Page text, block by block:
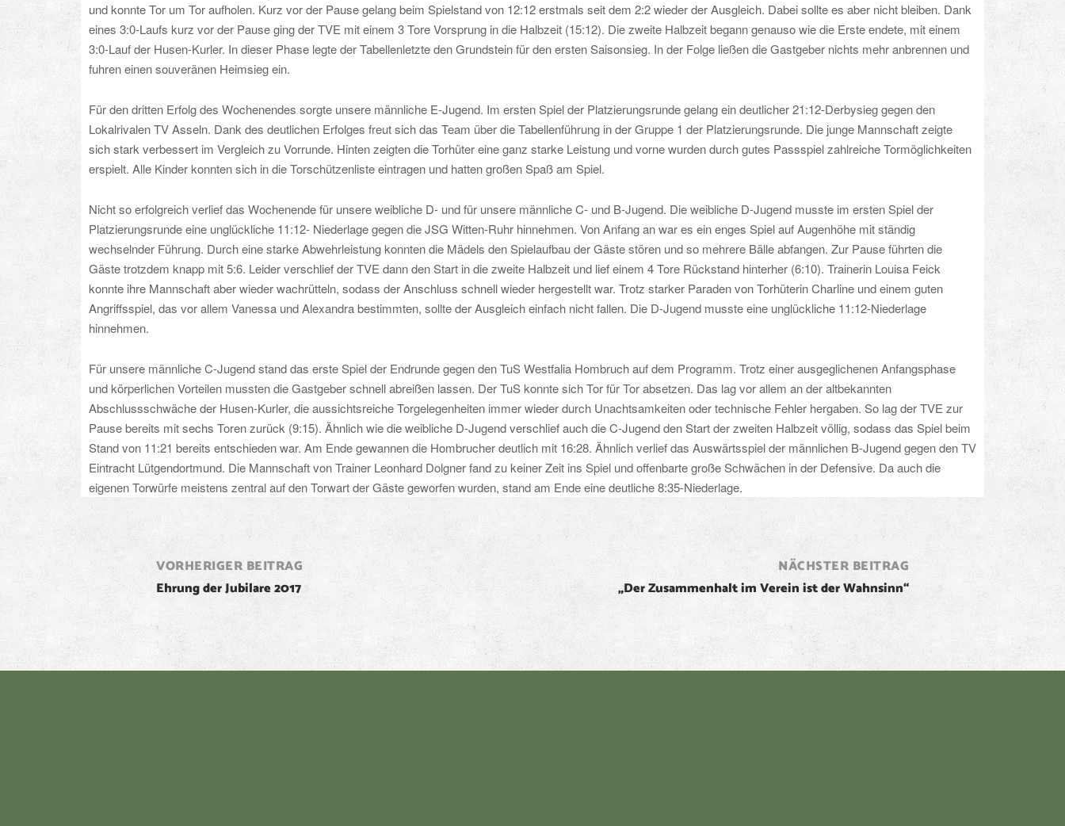
und konnte Tor um Tor aufholen. Kurz vor der Pause gelang beim Spielstand von 12:12 erstmals seit dem 2:2 wieder der Ausgleich. Dabei sollte es aber nicht bleiben. Dank
eines 3:0-Laufs kurz vor der Pause ging der TVE mit einem 3 Tore Vorsprung in die Halbzeit (15:12). Die zweite Halbzeit begann genauso wie die Erste endete, mit einem
3:0-Lauf der Husen-Kurler. In dieser Phase legte der Tabellenletzte den Grundstein für den ersten Saisonsieg. In der Folge ließen die Gastgeber nichts mehr anbrennen und
fuhren einen souveränen Heimsieg ein.
Für den dritten Erfolg des Wochenendes sorgte unsere männliche E-Jugend. Im ersten Spiel der Platzierungsrunde gelang ein deutlicher 21:12-Derbysieg gegen den
Lokalrivalen TV Asseln. Dank des deutlichen Erfolges freut sich das Team über die Tabellenführung in der Gruppe 1 der Platzierungsrunde. Die junge Mannschaft zeigte
sich stark verbessert im Vergleich zu Vorrunde. Hinten zeigten die Torhüter eine ganz starke Leistung und vorne wurden durch gutes Passspiel zahlreiche Tormöglichkeiten
erspielt. Alle Kinder konnten sich in die Torschützenliste eintragen und hatten großen Spaß am Spiel.
Nicht so erfolgreich verlief das Wochenende für unsere weibliche D- und für unsere männliche C- und B-Jugend. Die weibliche D-Jugend musste im ersten Spiel der
Platzierungsrunde eine unglückliche 11:12- Niederlage gegen die JSG Witten-Ruhr hinnehmen. Von Anfang an war es ein enges Spiel auf Augenhöhe mit ständig
wechselnder Führung. Durch eine starke Abwehrleistung konnten die Mädels den Spielaufbau der Gäste stören und so mehrere Bälle abfangen. Zur Pause führten die
Gäste trotzdem knapp mit 5:6. Leider verschlief der TVE dann den Start in die zweite Halbzeit und lief einem 4 Tore Rückstand hinterher (6:10). Trainerin Louisa Feick
konnte ihre Mannschaft aber wieder wachrütteln, sodass der Anschluss schnell wieder hergestellt war. Trotz starker Paraden von Torhüterin Charline und einem guten
Angriffsspiel, das vor allem Vanessa und Alexandra bestimmten, sollte der Ausgleich einfach nicht fallen. Die D-Jugend musste eine unglückliche 11:12-Niederlage
hinnehmen.
Für unsere männliche C-Jugend stand das erste Spiel der Endrunde gegen den TuS Westfalia Hombruch auf dem Programm. Trotz einer ausgeglichenen Anfangsphase
und körperlichen Vorteilen mussten die Gastgeber schnell abreißen lassen. Der TuS konnte sich Tor für Tor absetzen. Das lag vor allem an der altbekannten
Abschlussschwäche der Husen-Kurler, die aussichtsreiche Torgelegenheiten immer wieder durch Unachtsamkeiten oder technische Fehler hergaben. So lag der TVE zur
Pause bereits mit sechs Toren zurück (9:15). Ähnlich wie die weibliche D-Jugend verschlief auch die C-Jugend den Start der zweiten Halbzeit völlig, sodass das Spiel beim
Stand von 11:21 bereits entschieden war. Am Ende gewannen die Hombrucher deutlich mit 16:28. Ähnlich verlief das Auswärtsspiel der männlichen B-Jugend gegen den TV
Eintracht Lütgendortmund. Die Mannschaft von Trainer Leonhard Dolgner fand zu keiner Zeit ins Spiel und offenbarte große Schwächen in der Defensive. Da auch die
eigenen Torwürfe meistens zentral auf den Torwart der Gäste geworfen wurden, stand am Ende eine deutliche 8:35-Niederlage.
Post
navigation
VORHERIGER BEITRAG
Ehrung der Jubilare 2017
NÄCHSTER BEITRAG
„Der Zusammenhalt im Verein ist der Wahnsinn“